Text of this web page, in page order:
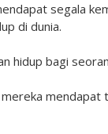
segala
di dunia.
hidup bagi
mendapat